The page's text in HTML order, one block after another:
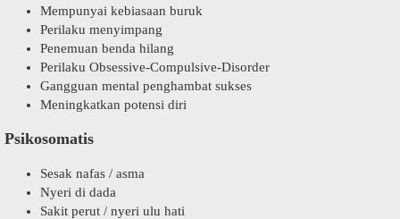
Mempunyai kebiasaan buruk
Perilaku menyimpang
Penemuan benda hilang
Perilaku Obsessive-Compulsive-Disorder
Gangguan mental penghambat sukses
Meningkatkan potensi diri
Psikosomatis
Sesak nafas / asma
Nyeri di dada
Sakit perut / nyeri ulu hati